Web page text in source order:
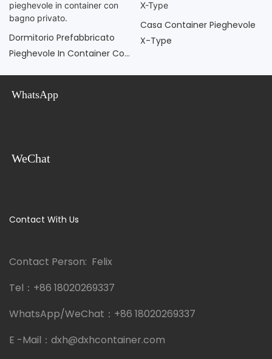
Dormitorio Prefabbricato
Pieghevole In Container Con
Casa Container Pieghevole
X-Type
WhatsApp
WeChat
Contact With Us
Contact Person: Felix
Tel： +86 18020269337
WhatsApp/WeChat： +86 18020269337
E -Mail： dxh@dxhcontainer.com